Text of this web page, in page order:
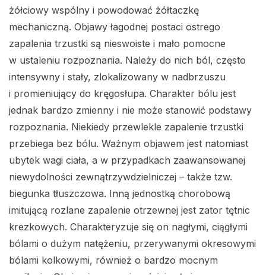
żółciowy wspólny i powodować żółtaczkę
mechaniczną. Objawy łagodnej postaci ostrego
zapalenia trzustki są nieswoiste i mało pomocne
w ustaleniu rozpoznania. Należy do nich ból, często
intensywny i stały, zlokalizowany w nadbrzuszu
i promieniujący do kręgosłupa. Charakter bólu jest
jednak bardzo zmienny i nie może stanowić podstawy
rozpoznania. Niekiedy przewlekle zapalenie trzustki
przebiega bez bólu. Ważnym objawem jest natomiast
ubytek wagi ciała, a w przypadkach zaawansowanej
niewydolności zewnątrzywdzielniczej – także tzw.
biegunka tłuszczowa. Inną jednostką chorobową
imitującą rozlane zapalenie otrzewnej jest zator tętnic
krezkowych. Charakteryzuje się on nagłymi, ciągłymi
bólami o dużym natężeniu, przerywanymi okresowymi
bólami kolkowymi, również o bardzo mocnym